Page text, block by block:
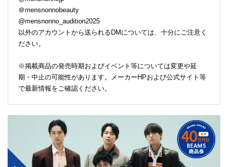
＠mensnonnobeauty
@mensnonno_audition2025
以外のアカウントから送られるDMについては、十分にご注意く
ださい。
※掲載商品の発売時期およびイベント等については変更や延
期・中止の可能性があります。メーカーHPおよび公式サイト等
で最新情報をご確認ください。